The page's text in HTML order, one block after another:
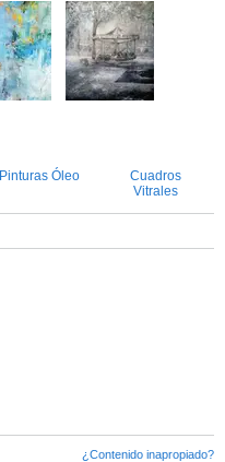
Pinturas Óleo
Cuadros
Vitrales
¿Contenido inapropiado?